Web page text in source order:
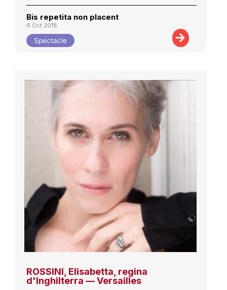
Bis repetita non placent
6 Oct 2018
Spectacle
ROSSINI, Elisabetta, regina
d'Inghilterra — Versailles